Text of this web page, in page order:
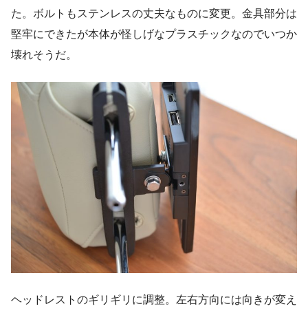
た。ボルトもステンレスの丈夫なものに変更。金具部分は
堅牢にできたが本体が怪しげなプラスチックなのでいつか
壊れそうだ。
ヘッドレストのギリギリに調整。左右方向には向きが変え